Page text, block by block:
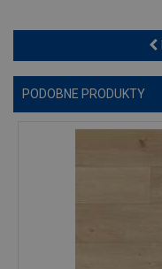
PODOBNE PRODUKTY